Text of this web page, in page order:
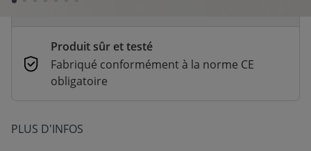
Produit sûr et testé
Fabriqué conformément à la norme CE
obligatoire
PLUS D'INFOS